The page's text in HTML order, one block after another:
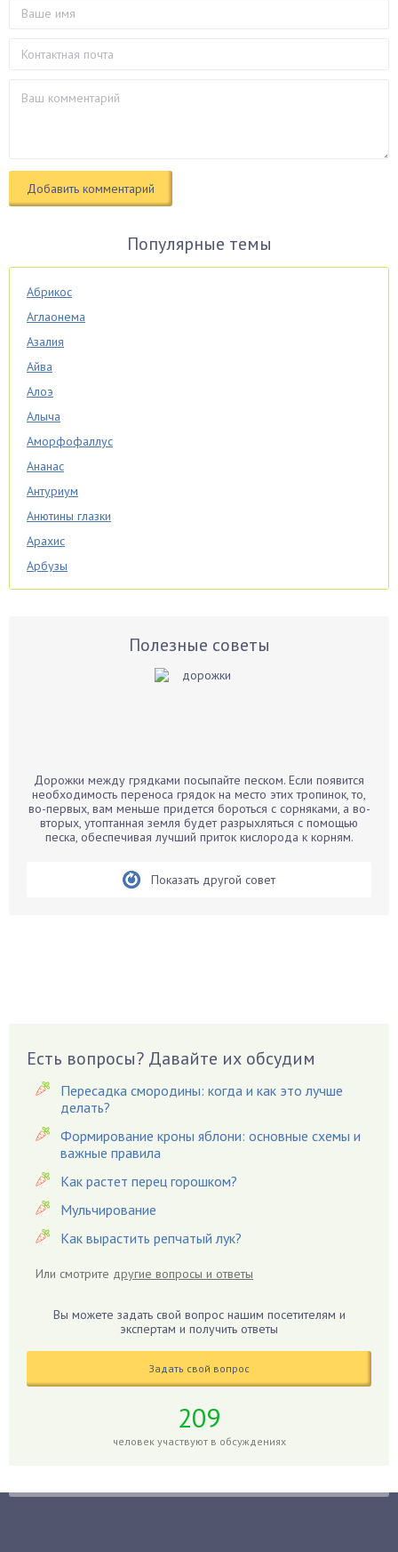
Популярные темы
Абрикос
Аглаонема
Азалия
Айва
Алоэ
Алыча
Аморфофаллус
Ананас
Антуриум
Анютины глазки
Арахис
Арбузы
Аспарагус
Бархатцы
Бегония
Белые грибы
Виноград
Вишня
Вредители
Гардения
Гацания
Гвоздики
Георгины
Герань
Гиппеаструм
Годжи
Полезные советы
Дорожки между грядками посыпайте песком. Если появится
необходимость переноса грядок на место этих тропинок, то,
во-первых, вам меньше придется бороться с сорняками, а во-
вторых, утоптанная земля будет разрыхляться с помощью
песка, обеспечивая лучший приток кислорода к корням.
Показать другой совет
Есть вопросы? Давайте их обсудим
Пересадка смородины: когда и как это лучше
делать?
Формирование кроны яблони: основные схемы и
важные правила
Как растет перец горошком?
Мульчирование
Как вырастить репчатый лук?
Или смотрите другие вопросы и ответы
Вы можете задать свой вопрос нашим посетителям и
экспертам и получить ответы
Задать свой вопрос
209
человек участвуют в обсуждениях